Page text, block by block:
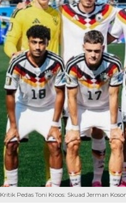
Kritik Pedas Toni Kroos: Skuad Jerman